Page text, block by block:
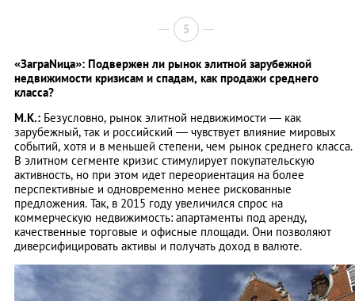
5
«ЗаграNица»: Подвержен ли рынок элитной зарубежной
недвижимости кризисам и спадам, как продажи среднего
класса?
М.К.: Безусловно, рынок элитной недвижимости ― как
зарубежный, так и российский — чувствует влияние мировых
событий, хотя и в меньшей степени, чем рынок среднего класса.
В элитном сегменте кризис стимулирует покупательскую
активность, но при этом идет переориентация на более
перспективные и одновременно менее рискованные
предложения. Так, в 2015 году увеличился спрос на
коммерческую недвижимость: апартаменты под аренду,
качественные торговые и офисные площади. Они позволяют
диверсифицировать активы и получать доход в валюте.